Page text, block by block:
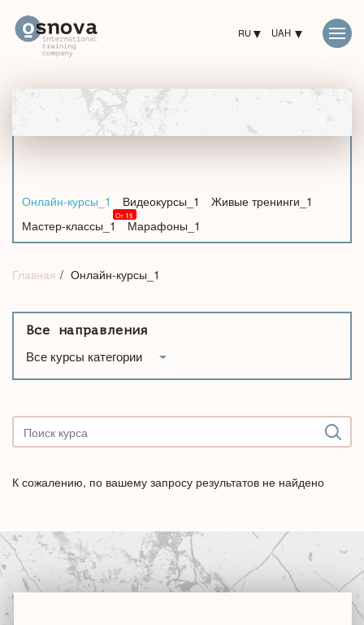
RU UAH
Онлайн-курсы_1 Видеокурсы_1
Живые тренинги_1
Мастер-классы_1
Марафоны_1
Главная Онлайн-курсы_1
Все направления
Все курсы категории
К сожалению, по вашему запросу результатов не найдено